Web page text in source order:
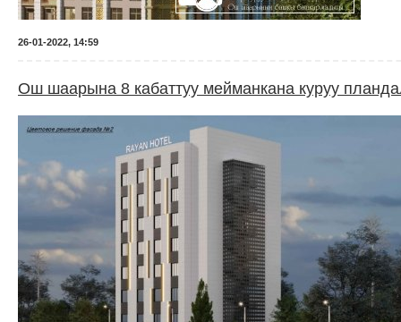
26-01-2022, 14:59
Ош шаарына 8 кабаттуу мейманкана куруу